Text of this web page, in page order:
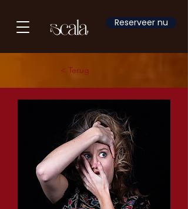
Reserveer nu
< Terug